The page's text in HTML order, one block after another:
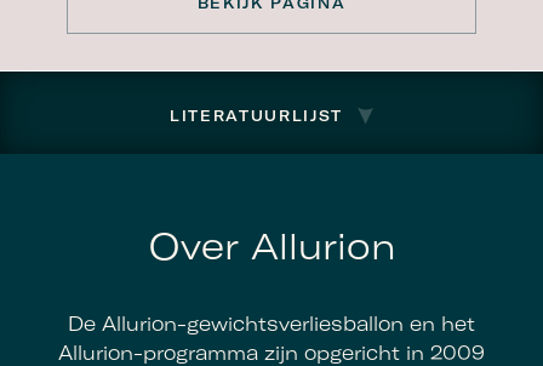
LITERATUURLIJST
Over Allurion
De Allurion-gewichtsverliesballon en het
Allurion-programma zijn opgericht in 2009